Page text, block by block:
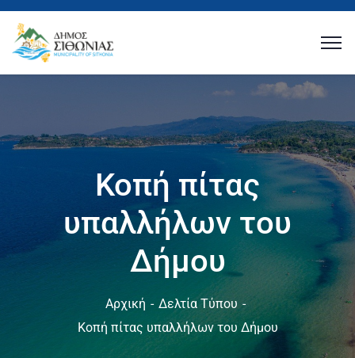
Κοπή πίτας
υπαλλήλων του
Δήμου
Αρχική
Δελτία Τύπου
Κοπή πίτας υπαλλήλων του Δήμου